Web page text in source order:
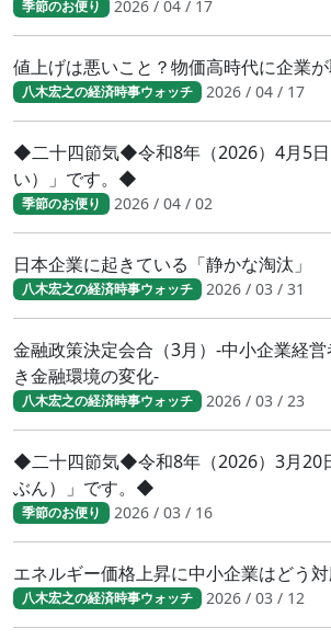
季節のお便り 2026 / 04 / 17
値上げは悪いこと？物価高時代に企業
八木宏之の経済時事ウォッチ 2026 / 04 / 17
◆二十四節気◆令和8年（2026）4月5日
い）」です。◆
季節のお便り 2026 / 04 / 02
日本企業に起きている「静かな淘汰」
八木宏之の経済時事ウォッチ 2026 / 03 / 31
金融政策決定会合（3月）-中小企業経
き金融環境の変化-
八木宏之の経済時事ウォッチ 2026 / 03 / 23
◆二十四節気◆令和8年（2026）3月20
ぶん）」です。◆
季節のお便り 2026 / 03 / 16
エネルギー価格上昇に中小企業はどう
八木宏之の経済時事ウォッチ 2026 / 03 / 12